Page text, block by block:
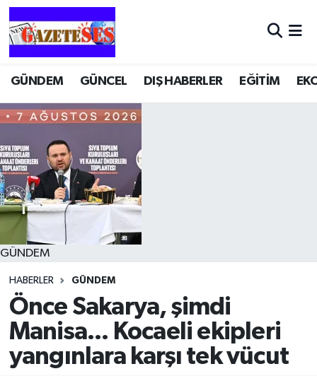
GÜNDEM GÜNCEL DIŞ HABERLER EĞİTİM
GÜNDEM
HABERLER GÜNDEM
Önce Sakarya, şimdi
Manisa... Kocaeli ekipleri
yangınlara karşı tek vücut